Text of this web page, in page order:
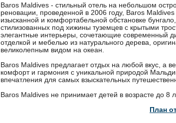
Baros Maldives - стильный отель на небольшом
реновации, проведенной в 2006 году, Baros
изысканной и комфортабельной обстановке
стилизованных под хижины туземцев с крытыми
элегантные интерьеры, сочетающие современный
отделкой и мебелью из натурального дерева,
великолепным видом на океан.
Baros Maldives предлагает отдых на любой вкус, а
комфорт и гармония с уникальной природой
впечатления для самых взыскательных
Baros Maldives не принимает детей в возрасте до 8
План